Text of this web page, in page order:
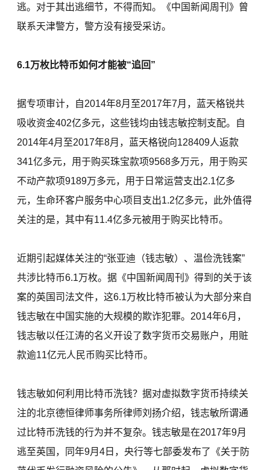
逃。对于其出逃细节，不得而知。《中国新闻周刊》曾
联系天津警方，警方没有接受采访。
6.1万枚比特币如何才能被“追回”
据专项审计，自2014年8月至2017年7月，蓝天格锐共
吸收资金402亿多元，这些钱均由钱志敏控制支配。自
2014年4月至2017年8月，蓝天格锐向128409人返款
341亿多元，用于购买珠宝款项9568多万元，用于购买
不动产款项9189万多元，用于日常运营支出2.1亿多
元，生命环客户服务中心项目支出1.2亿多元，此外值得
关注的是，其中有11.4亿多元被用于购买比特币。
近期引起媒体关注的“张亚迪（钱志敏）、温俭洗钱案”
共涉比特币6.1万枚。据《中国新闻周刊》得到的关于该
案的英国司法文件，这6.1万枚比特币被认为大部分来自
钱志敏在中国实施的大规模的欺诈犯罪。2014年6月，
钱志敏以任江涛的名义开设了数字货币交易账户，用赃
款逾11亿元人民币购买比特币。
钱志敏如何利用比特币洗钱？据对虚拟数字货币持续关
注的北京德恒律师事务所律师刘扬介绍，钱志敏所谓通
过比特币洗钱的行为并不复杂。钱志敏是在2017年9月
逃至英国，同年9月4日，央行等七部委发布了《关于防